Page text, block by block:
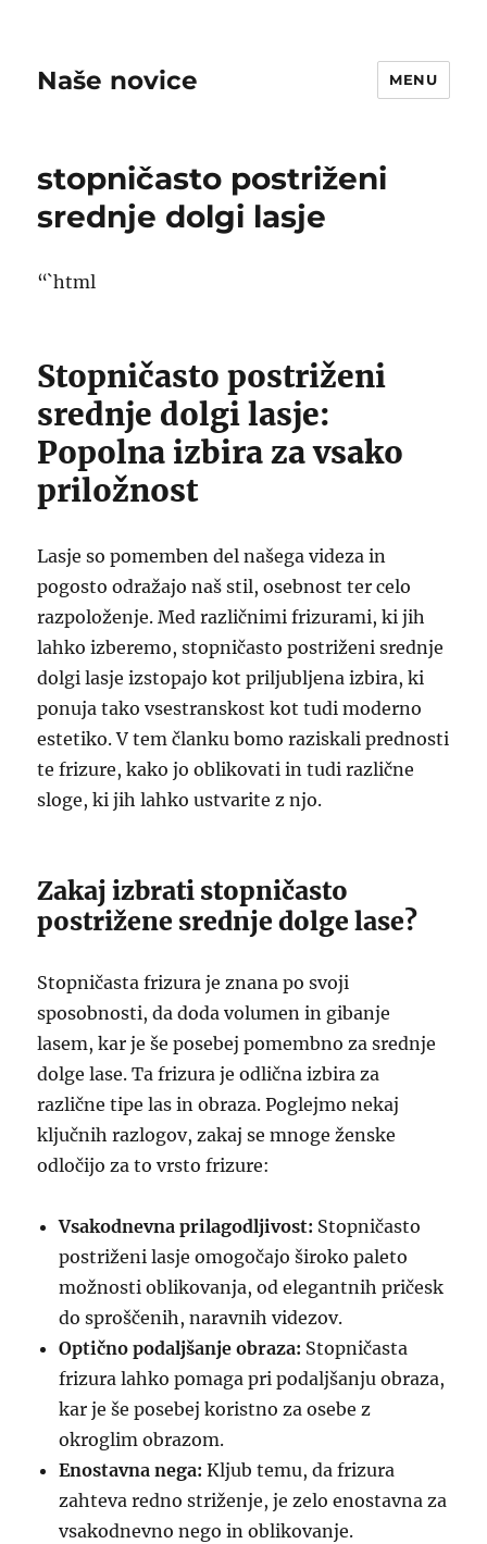
Naše novice MENU
stopničasto postriženi
srednje dolgi lasje
“`html
Stopničasto postriženi
srednje dolgi lasje:
Popolna izbira za vsako
priložnost
Lasje so pomemben del našega videza in
pogosto odražajo naš stil, osebnost ter celo
razpoloženje. Med različnimi frizurami, ki jih
lahko izberemo, stopničasto postriženi srednje
dolgi lasje izstopajo kot priljubljena izbira, ki
ponuja tako vsestranskost kot tudi moderno
estetiko. V tem članku bomo raziskali prednosti
te frizure, kako jo oblikovati in tudi različne
sloge, ki jih lahko ustvarite z njo.
Zakaj izbrati stopničasto
postrižene srednje dolge lase?
Stopničasta frizura je znana po svoji
sposobnosti, da doda volumen in gibanje
lasem, kar je še posebej pomembno za srednje
dolge lase. Ta frizura je odlična izbira za
različne tipe las in obraza. Poglejmo nekaj
ključnih razlogov, zakaj se mnoge ženske
odločijo za to vrsto frizure:
Vsakodnevna prilagodljivost: Stopničasto
postriženi lasje omogočajo široko paleto
možnosti oblikovanja, od elegantnih pričesk
do sproščenih, naravnih videzov.
Optično podaljšanje obraza: Stopničasta
frizura lahko pomaga pri podaljšanju obraza,
kar je še posebej koristno za osebe z
okroglim obrazom.
Enostavna nega: Kljub temu, da frizura
zahteva redno striženje, je zelo enostavna za
vsakodnevno nego in oblikovanje.